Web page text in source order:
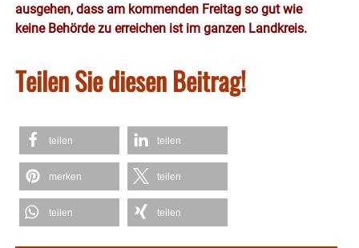
ausgehen, dass am kommenden Freitag so gut wie
keine Behörde zu erreichen ist im ganzen Landkreis.
Teilen Sie diesen Beitrag!
teilen teilen
merken teilen
teilen teilen